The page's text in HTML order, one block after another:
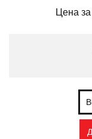
Цена за